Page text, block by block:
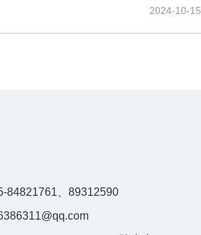
2024-10-15
84821761、89312590